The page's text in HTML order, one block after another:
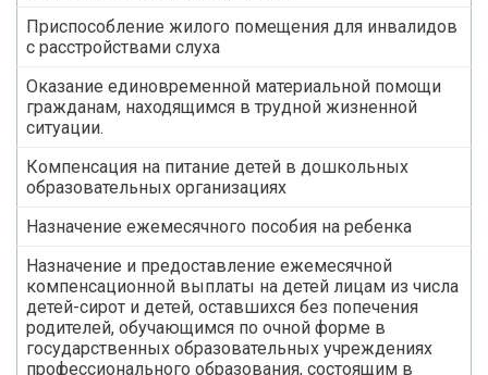
Приспособление жилого помещения для инвалидов
с расстройствами слуха
Оказание единовременной материальной помощи
гражданам, находящимся в трудной жизненной
ситуации.
Компенсация на питание детей в дошкольных
образовательных организациях
Назначение ежемесячного пособия на ребенка
Назначение и предоставление ежемесячной
компенсационной выплаты на детей лицам из числа
детей-сирот и детей, оставшихся без попечения
родителей, обучающимся по очной форме в
государственных образовательных учреждениях
профессионального образования, состоящим в